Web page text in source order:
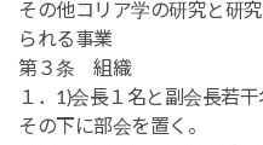
その他コリア学の研究と研
られる事業
第３条 組織
１．1)会長１名と副会長若干
その下に部会を置く。